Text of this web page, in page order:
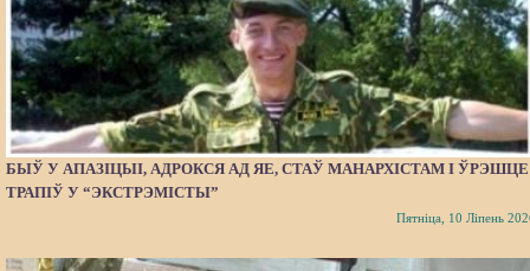
БЫЎ У АПАЗІЦЫІ, АДРОКСЯ АД ЯЕ, СТАЎ МАНАРХІСТАМ І ЎРЭШЦЕ
ТРАПІЎ У “ЭКСТРЭМІСТЫ”
Пятніца, 10 Ліпень